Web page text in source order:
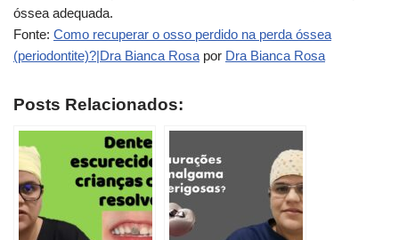
óssea adequada.
Fonte: Como recuperar o osso perdido na perda óssea
(periodontite)?|Dra Bianca Rosa por Dra Bianca Rosa
Posts Relacionados: